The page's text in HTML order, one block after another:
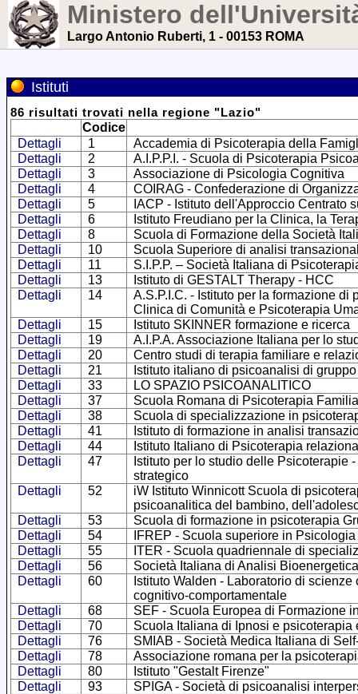
Ministero
Largo Antonio Ruberti, 1 - 00153 ROMA
Istituti
86 risultati trovati nella regione "Lazio"
Codice
Dettagli
1
Accademia di Psicoterapia della
Dettagli
2
A.I.P.P.I. - Scuola di Psicoterapia
Dettagli
3
Associazione di Psicologia Cognitiva
Dettagli
4
COIRAG - Confederazione di
Dettagli
5
IACP - Istituto dell'Approccio Centrato
Dettagli
6
Istituto Freudiano per la Clinica, la
Dettagli
8
Scuola di Formazione della Società
Dettagli
10
Scuola Superiore di analisi
Dettagli
11
S.I.P.P. – Società Italiana di
Dettagli
13
Istituto di GESTALT Therapy - HCC
Dettagli
14
A.S.P.I.C. - Istituto per la formazione
Clinica di Comunità e Psicoterapia
Dettagli
15
Istituto SKINNER formazione e ricerca
Dettagli
19
A.I.P.A. Associazione Italiana per lo
Dettagli
20
Centro studi di terapia familiare e
Dettagli
21
Istituto italiano di psicoanalisi di gruppo
Dettagli
33
LO SPAZIO PSICOANALITICO
Dettagli
37
Scuola Romana di Psicoterapia
Dettagli
38
Scuola di specializzazione in
Dettagli
41
Istituto di formazione in analisi
Dettagli
44
Istituto Italiano di Psicoterapia
Dettagli
47
Istituto per lo studio delle
strategico
Dettagli
52
iW Istituto Winnicott Scuola di
psicoanalitica del bambino,
Dettagli
53
Scuola di formazione in psicoterapia
Dettagli
54
IFREP - Scuola superiore in
Dettagli
55
ITER - Scuola quadriennale di
Dettagli
56
Società Italiana di Analisi
Dettagli
60
Istituto Walden - Laboratorio di
cognitivo-comportamentale
Dettagli
68
SEF - Scuola Europea di Formazione
Dettagli
70
Scuola Italiana di Ipnosi e psicoterapia
Dettagli
76
SMIAB - Società Medica Italiana di
Dettagli
78
Associazione romana per la
Dettagli
80
Istituto "Gestalt Firenze"
Dettagli
93
SPIGA - Società di psicoanalisi